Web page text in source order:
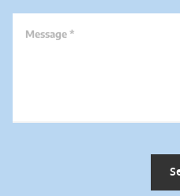
Message *